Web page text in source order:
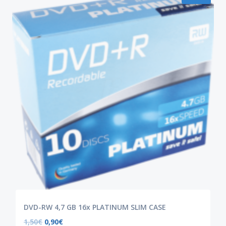
DVD-RW 4,7 GB 16x PLATINUM SLIM CASE
1,50€ 0,90€